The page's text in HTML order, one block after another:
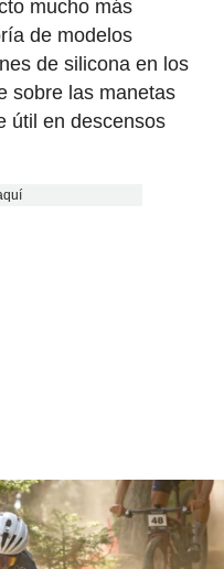
mucho más
de modelos
de silicona en los
sobre las manetas
útil en descensos